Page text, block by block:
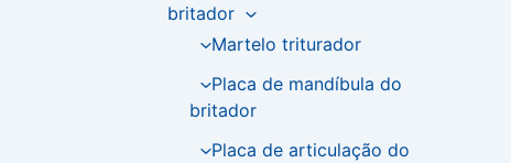
britador
Martelo triturador
Placa de mandíbula do
britador
Placa de articulação do